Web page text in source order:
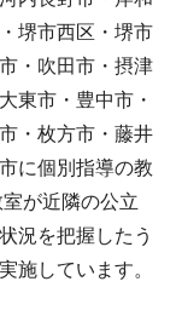
堺市西区・堺市
・吹田市・摂津
東市・豊中市・
・枚方市・藤井
に個別指導の教
が近隣の公立
況を把握したう
施しています。